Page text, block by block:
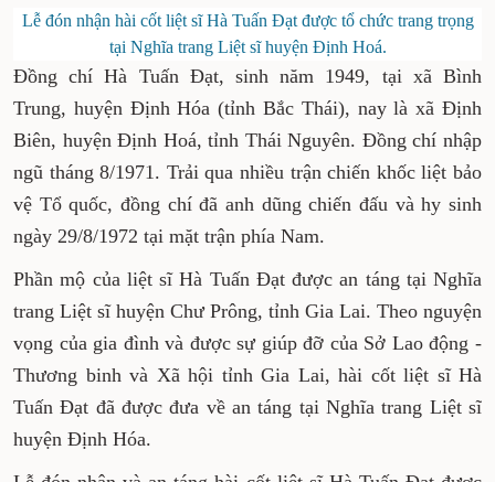
Lễ đón nhận hài cốt liệt sĩ Hà Tuấn Đạt được tổ chức trang trọng
tại Nghĩa trang Liệt sĩ huyện Định Hoá.
Đồng chí Hà Tuấn Đạt, sinh năm 1949, tại xã Bình
Trung, huyện Định Hóa (tỉnh Bắc Thái), nay là xã Định
Biên, huyện Định Hoá, tỉnh Thái Nguyên. Đồng chí nhập
ngũ tháng 8/1971. Trải qua nhiều trận chiến khốc liệt bảo
vệ Tổ quốc, đồng chí đã anh dũng chiến đấu và hy sinh
ngày 29/8/1972 tại mặt trận phía Nam.
Phần mộ của liệt sĩ Hà Tuấn Đạt được an táng tại Nghĩa
trang Liệt sĩ huyện Chư Prông, tỉnh Gia Lai. Theo nguyện
vọng của gia đình và được sự giúp đỡ của Sở Lao động -
Thương binh và Xã hội tỉnh Gia Lai, hài cốt liệt sĩ Hà
Tuấn Đạt đã được đưa về an táng tại Nghĩa trang Liệt sĩ
huyện Định Hóa.